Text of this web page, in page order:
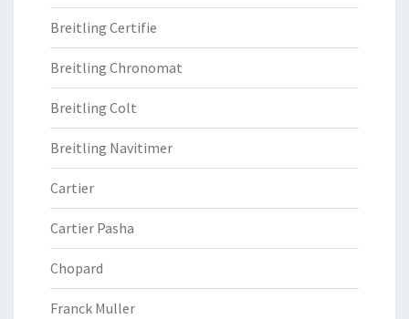
Breitling Certifie
Breitling Chronomat
Breitling Colt
Breitling Navitimer
Cartier
Cartier Pasha
Chopard
Franck Muller